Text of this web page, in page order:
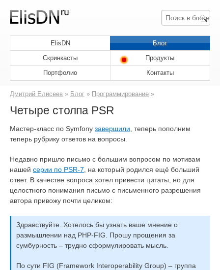
ElisDN
Блог
Скринкасты
Продукты
Портфолио
Контакты
Дмитрий Елисеев » Блог » Программирование »
Четыре столпа PSR
Мастер-класс по Symfony завершили , теперь пополним
теперь рубрику ответов на вопросы.
Недавно пришло письмо с большим вопросом по мотивам
нашей серии по PSR-7 , на который родился ещё больший
ответ. В качестве вопроса хотел привести цитаты, но для
целостного понимания письмо с письменного разрешения
автора привожу почти целиком:
Здравствуйте. Хотелось бы узнать ваше мнение о
размышлении над PHP-FIG. Прошу прощения за
сумбурность – трудно сформулировать мысль.
По сути FIG (Framework Interoperability Group) – группа